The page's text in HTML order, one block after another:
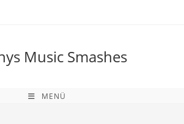
Music Smashes
MENÜ